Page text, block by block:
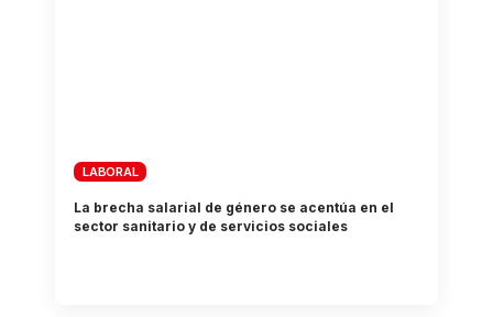
LABORAL
La brecha salarial de género se acentúa en el
sector sanitario y de servicios sociales